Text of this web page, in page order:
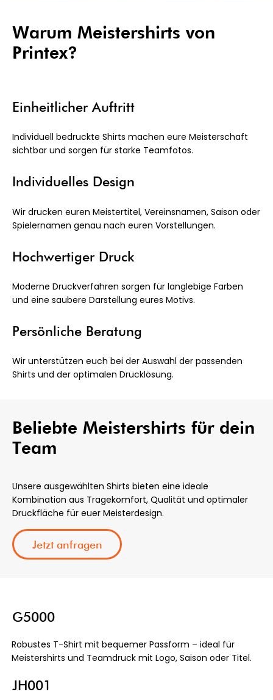
Warum Meistershirts von
Printex?
Einheitlicher Auftritt
Individuell bedruckte Shirts machen eure Meisterschaft
sichtbar und sorgen für starke Teamfotos.
Individuelles Design
Wir drucken euren Meistertitel, Vereinsnamen, Saison oder
Spielernamen genau nach euren Vorstellungen.
Hochwertiger Druck
Moderne Druckverfahren sorgen für langlebige Farben
und eine saubere Darstellung eures Motivs.
Persönliche Beratung
Wir unterstützen euch bei der Auswahl der passenden
Shirts und der optimalen Drucklösung.
Beliebte Meistershirts für dein
Team
Unsere ausgewählten Shirts bieten eine ideale
Kombination aus Tragekomfort, Qualität und optimaler
Druckfläche für euer Meisterdesign.
Jetzt anfragen
G5000
Robustes T-Shirt mit bequemer Passform – ideal für
Meistershirts und Teamdruck mit Logo, Saison oder Titel.
JH001